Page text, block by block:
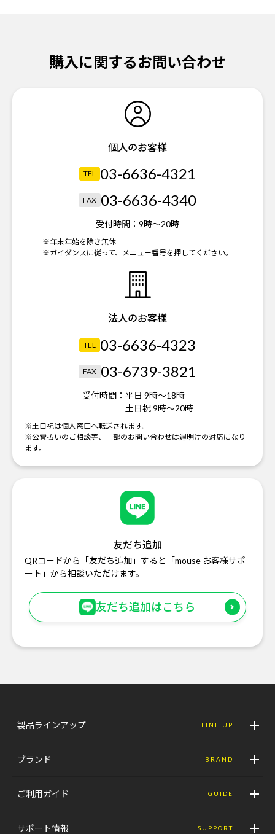
購入に関するお問い合わせ
個人のお客様
TEL 03-6636-4321
FAX 03-6636-4340
受付時間： 9時～20時
※年末年始を除き無休
※ガイダンスに従って、メニュー番号を押してください。
法人のお客様
TEL 03-6636-4323
FAX 03-6739-3821
受付時間： 平日 9時～18時
土日祝 9時～20時
※土日祝は個人窓口へ転送されます。
※公費払いのご相談等、一部のお問い合わせは週明けの対応になり
ます。
友だち追加
QRコードから「友だち追加」すると「mouse お客様サポ
ート」から相談いただけます。
友だち追加はこちら
製品ラインアップ LINE UP
ブランド BRAND
ご利用ガイド GUIDE
サポート情報 SUPPORT